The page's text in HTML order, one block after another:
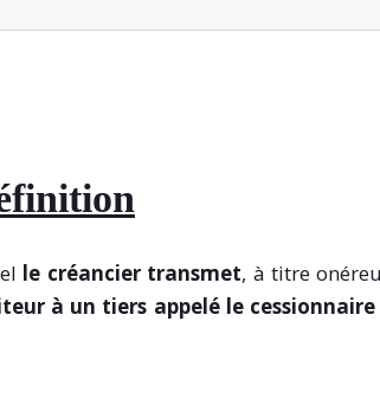
le créancier transmet, à titre
à un tiers appelé le cessionnaire